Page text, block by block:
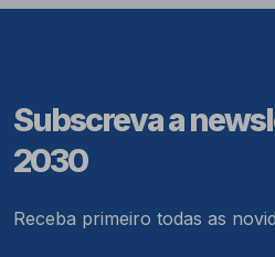
Subscreva a
2030
Receba primeiro todas as